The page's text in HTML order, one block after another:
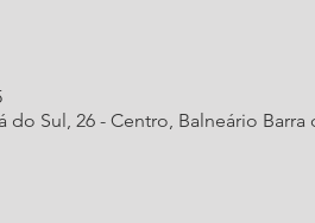
do Sul, 26 - Centro, Balneário Barra